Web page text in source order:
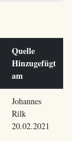
Quelle
Hinzugefügt
am
Johannes
Rilk
20.02.2021